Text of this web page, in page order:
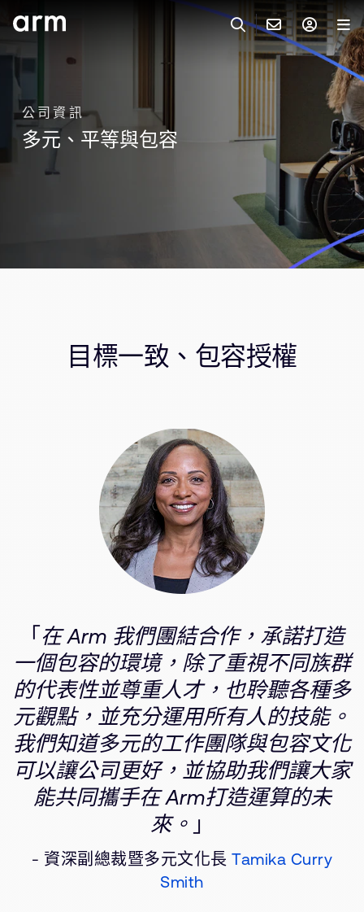
聯絡技術支援
IP 技術支援
Keil Tools
媒體聯絡
通報安全漏洞
Arm 全球總部
110 Fulbourn Road
Fax: + 44(1223) 400 410
查詢全球辦公室
Arm 帳號
登入以存取您的 Arm 帳號。
應用市場
公司資訊
公司資訊
多元、平等與包容
目標一致、包容授權
「 在 Arm 我們團結合作，承諾打造
一個包容的環境，除了重視不同族群
的代表性並尊重人才，也聆聽各種多
元觀點，並充分運用所有人的技能。
我們知道多元的工作團隊與包容文化
可以讓公司更好，並協助我們讓大家
能共同攜手在 Arm打造運算的未
來。 」
- 資深副總裁暨多元文化長 Tamika Curry
Smith